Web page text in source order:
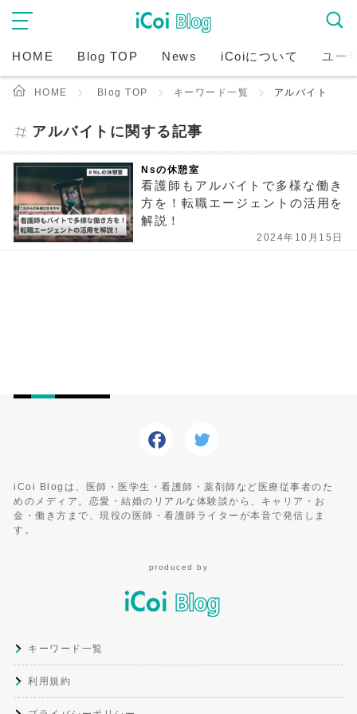
HOME Blog TOP News iCoiについて ユー
HOME Blog TOP キーワード一覧 アルバイト
アルバイトに関する記事
Nsの休憩室
看護師もアルバイトで多様な働き
方を！転職エージェントの活用を
解説！
2024年10月15日
iCoi Blogは、医師・医学生・看護師・薬剤師など医療従事者のた
めのメディア。恋愛・結婚のリアルな体験談から、キャリア・お
金・働き方まで、現役の医師・看護師ライターが本音で発信しま
す。
produced by
キーワード一覧
利用規約